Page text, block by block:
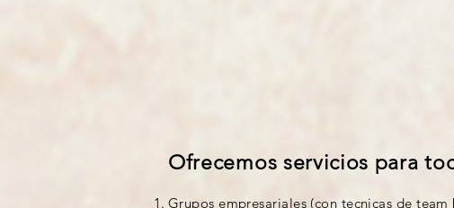
Ofrecemos servicios para
Grupos empresariales (con tecnicas de